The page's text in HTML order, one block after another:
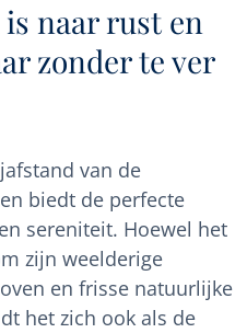
naar rust en
zonder te ver
van de
biedt de perfecte
sereniteit. Hoewel het
zijn weelderige
en frisse natuurlijke
het zich ook als de